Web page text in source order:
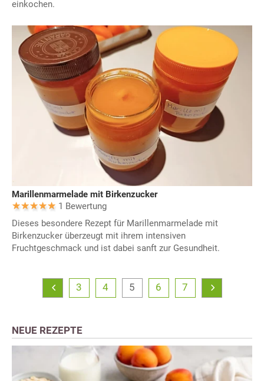
einkochen.
Marillenmarmelade mit Birkenzucker
1 Bewertung
Dieses besondere Rezept für Marillenmarmelade mit
Birkenzucker überzeugt mit ihrem intensiven
Fruchtgeschmack und ist dabei sanft zur Gesundheit.
3 4 5 6 7
NEUE REZEPTE